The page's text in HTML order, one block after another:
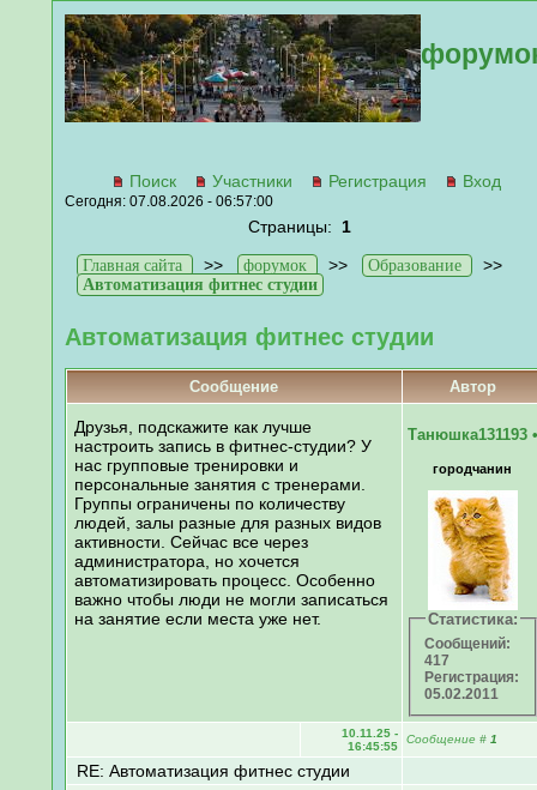
Поиск Участники Регистрация Вход
Сегодня: 07.08.2026 - 06:57:00
Страницы: 1
Главная сайта >> форумок >> Образование >>
Автоматизация фитнес студии
Автоматизация фитнес студии
Сообщение Автор
Друзья, подскажите как лучше
настроить запись в фитнес-студии? У
нас групповые тренировки и
персональные занятия с тренерами.
Группы ограничены по количеству
людей, залы разные для разных видов
активности. Сейчас все через
администратора, но хочется
автоматизировать процесс. Особенно
важно чтобы люди не могли записаться
на занятие если места уже нет.
Танюшка131193 •
городчанин
Статистика:
Сообщений:
417
Регистрация:
05.02.2011
10.11.25 -
16:45:55
Сообщение # 1
RE: Автоматизация фитнес студии